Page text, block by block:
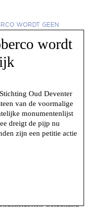
WORDT GEEN
wordt
Oud Deventer
van de voormalige
monumentenlijst
dreigt de pijp nu
zijn een petitie actie
Gelderland-